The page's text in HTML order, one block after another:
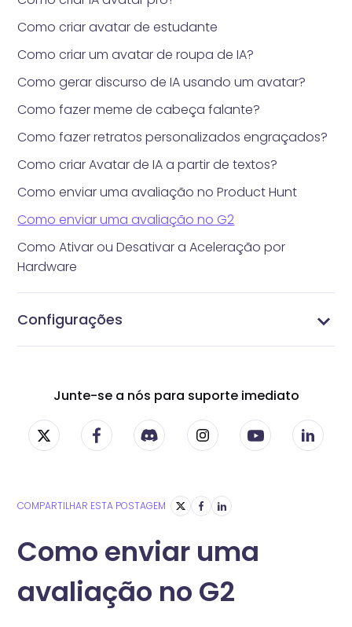
Como criar avatar de estudante
Como criar um avatar de roupa de IA?
Como gerar discurso de IA usando um avatar?
Como fazer meme de cabeça falante?
Como fazer retratos personalizados engraçados?
Como criar Avatar de IA a partir de textos?
Como enviar uma avaliação no Product Hunt
Como enviar uma avaliação no G2
Como Ativar ou Desativar a Aceleração por
Hardware
Configurações
Junte-se a nós para suporte imediato
COMPARTILHAR ESTA POSTAGEM
Como enviar uma
avaliação no G2